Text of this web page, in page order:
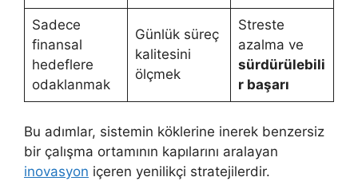
Sadece
finansal
hedeflere
odaklanmak
Günlük süreç
kalitesini
ölçmek
Streste
azalma ve
sürdürülebili
r başarı
Bu adımlar, sistemin köklerine inerek benzersiz
bir çalışma ortamının kapılarını aralayan
inovasyon içeren yenilikçi stratejilerdir.